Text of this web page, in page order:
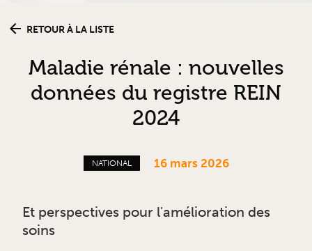
RETOUR À LA LISTE
Maladie rénale : nouvelles
données du registre REIN
2024
NATIONAL 16 mars 2026
Et perspectives pour l'amélioration des
soins